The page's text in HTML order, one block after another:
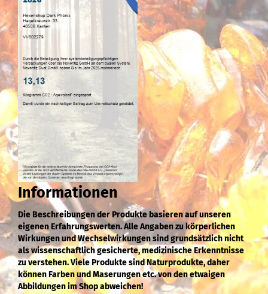
Informationen
Die Beschreibungen der Produkte basieren auf unseren
eigenen Erfahrungswerten. Alle Angaben zu körperlichen
Wirkungen und Wechselwirkungen sind grundsätzlich nicht
als wissenschaftlich gesicherte, medizinische Erkenntnisse
zu verstehen. Viele Produkte sind Naturprodukte, daher
können Farben und Maserungen etc. von den etwaigen
Abbildungen im Shop abweichen!